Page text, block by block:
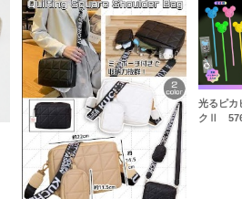
光るピカ
クⅡ